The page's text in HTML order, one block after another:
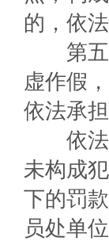
的，依
第五
虚作假
依法承
依法
未构成
下的罚
员处单